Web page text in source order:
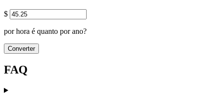
$
por hora é quanto por ano?
Converter
FAQ